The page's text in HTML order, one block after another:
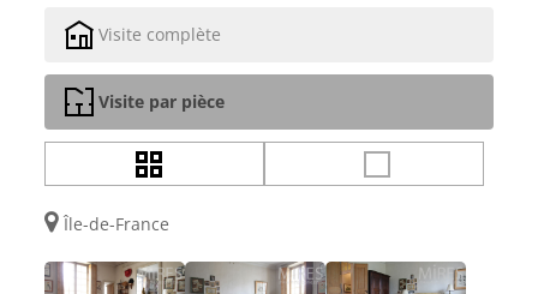
Visite complète
Visite par pièce
Île-de-France